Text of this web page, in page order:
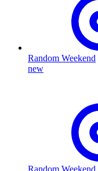
Random Weekend
new
Random Weekend